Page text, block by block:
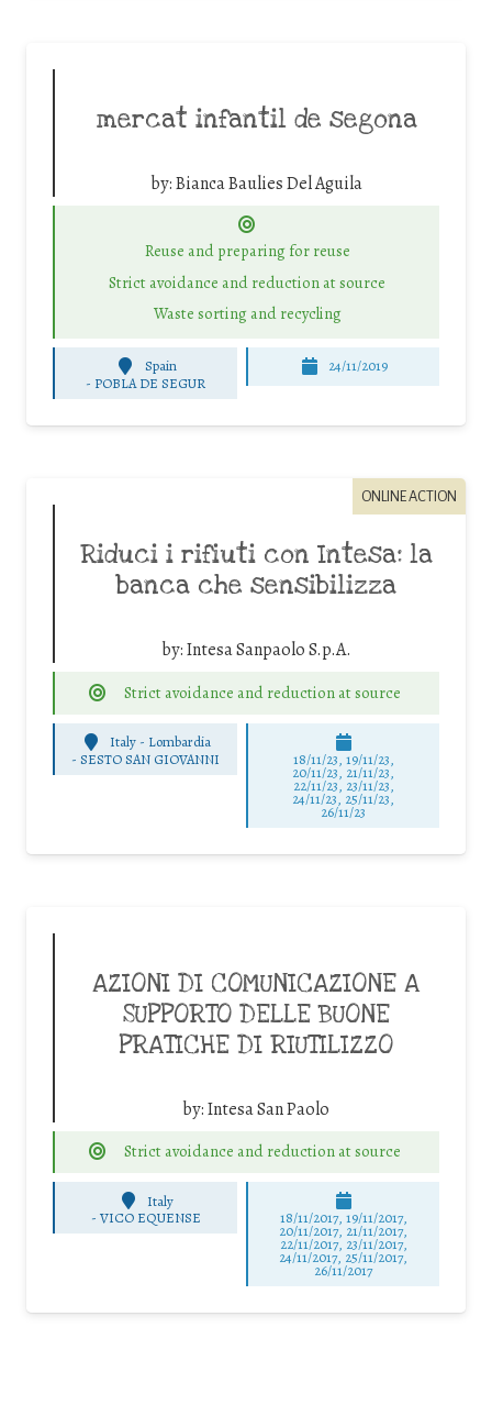
mercat infantil de segona
by:Bianca Baulies Del Aguila
Reuse and preparing for reuse
Strict avoidance and reduction at source
Waste sorting and recycling
Spain
- POBLA DE SEGUR
24/11/2019
ONLINE ACTION
Riduci i rifiuti con Intesa: la
banca che sensibilizza
by:Intesa Sanpaolo S.p.A.
Strict avoidance and reduction at source
Italy - Lombardia
-SESTO SAN GIOVANNI 18/11/23, 19/11/23,
20/11/23, 21/11/23,
22/11/23, 23/11/23,
24/11/23, 25/11/23,
26/11/23
AZIONI DI COMUNICAZIONE A
SUPPORTO DELLE BUONE
PRATICHE DI RIUTILIZZO
by:Intesa San Paolo
Strict avoidance and reduction at source
Italy
- VICO EQUENSE 18/11/2017, 19/11/2017,
20/11/2017, 21/11/2017,
22/11/2017, 23/11/2017,
24/11/2017, 25/11/2017,
26/11/2017